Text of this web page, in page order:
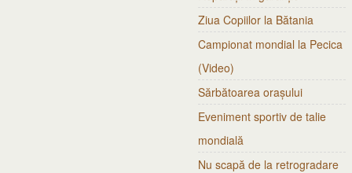
Ziua Copiilor la Bătania
Campionat mondial la Pecica
(Video)
Sărbătoarea orașului
Eveniment sportiv de talie
mondială
Nu scapă de la retrogradare